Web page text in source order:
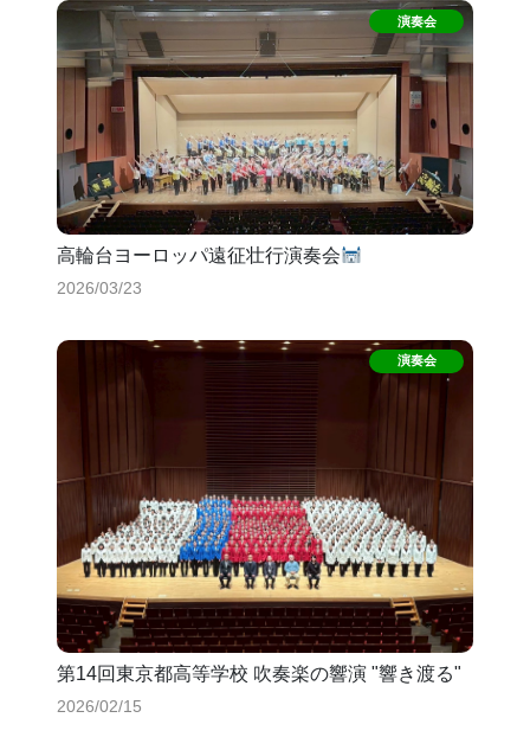
高輪台ヨーロッパ遠征壮行演奏会
2026/03/23
第14回東京都高等学校 吹奏楽の響演 "響き渡る"
2026/02/15